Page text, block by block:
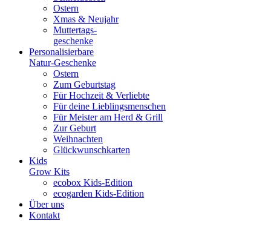
Ostern
Xmas & Neujahr
Muttertags-
geschenke
Personalisierbare
Natur-Geschenke
Ostern
Zum Geburtstag
Für Hochzeit & Verliebte
Für deine Lieblingsmenschen
Für Meister am Herd & Grill
Zur Geburt
Weihnachten
Glückwunschkarten
Kids
Grow Kits
ecobox Kids-Edition
ecogarden Kids-Edition
Über uns
Kontakt